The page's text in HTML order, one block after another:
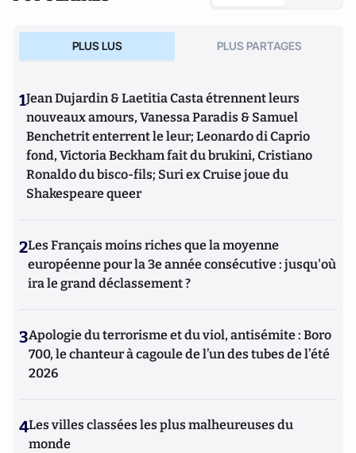
PLUS LUS PLUS PARTAGES
1Jean Dujardin & Laetitia Casta étrennent leurs
nouveaux amours, Vanessa Paradis & Samuel
Benchetrit enterrent le leur; Leonardo di Caprio
fond, Victoria Beckham fait du brukini, Cristiano
Ronaldo du bisco-fils; Suri ex Cruise joue du
Shakespeare queer
2Les Français moins riches que la moyenne
européenne pour la 3e année consécutive : jusqu'où
ira le grand déclassement ?
3Apologie du terrorisme et du viol, antisémite : Boro
700, le chanteur à cagoule de l’un des tubes de l’été
2026
4Les villes classées les plus malheureuses du
monde